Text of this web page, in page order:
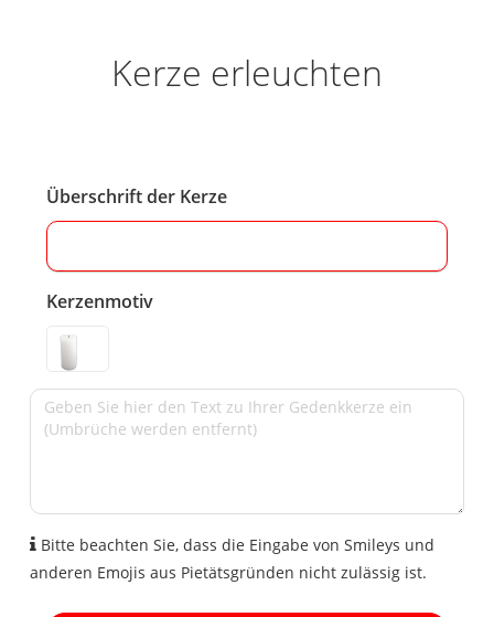
Kerze erleuchten
Überschrift der Kerze
Kerzenmotiv
Bitte beachten Sie, dass die Eingabe von Smileys und
anderen Emojis aus Pietätsgründen nicht zulässig ist.